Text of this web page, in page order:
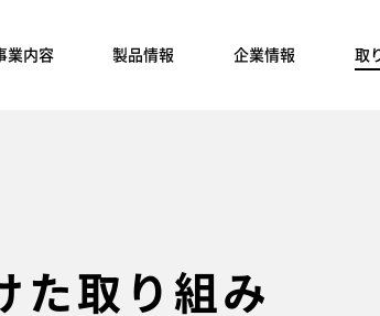
業内容 製品情報 企業情報 取
た取り組み